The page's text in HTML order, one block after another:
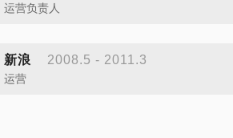
运营负责人
新浪 2008.5 - 2011.3
运营